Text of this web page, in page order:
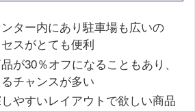
ター内にあり駐車場も広いの
スがとても便利
が30％オフになることもあり、
チャンスが多い
やすいレイアウトで欲しい商品